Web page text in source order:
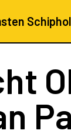
Schiphol